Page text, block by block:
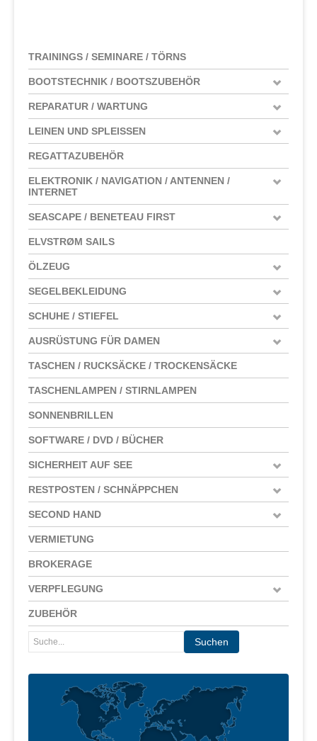
TRAININGS / SEMINARE / TÖRNS
BOOTSTECHNIK / BOOTSZUBEHÖR
REPARATUR / WARTUNG
LEINEN UND SPLEISSEN
REGATTAZUBEHÖR
ELEKTRONIK / NAVIGATION / ANTENNEN /
INTERNET
SEASCAPE / BENETEAU FIRST
ELVSTRØM SAILS
ÖLZEUG
SEGELBEKLEIDUNG
SCHUHE / STIEFEL
AUSRÜSTUNG FÜR DAMEN
TASCHEN / RUCKSÄCKE / TROCKENSÄCKE
TASCHENLAMPEN / STIRNLAMPEN
SONNENBRILLEN
SOFTWARE / DVD / BÜCHER
SICHERHEIT AUF SEE
RESTPOSTEN / SCHNÄPPCHEN
SECOND HAND
VERMIETUNG
BROKERAGE
VERPFLEGUNG
ZUBEHÖR